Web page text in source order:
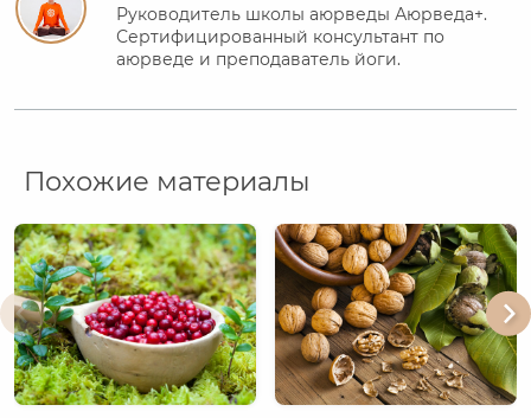
Руководитель школы аюрведы Аюрведа+.
Сертифицированный консультант по
аюрведе и преподаватель йоги.
Похожие материалы